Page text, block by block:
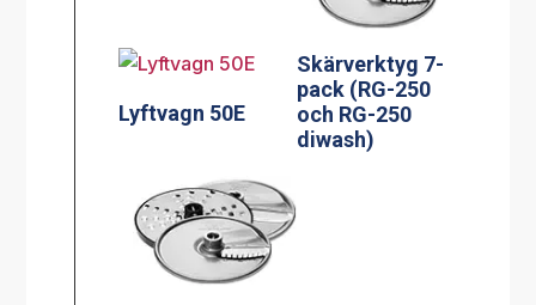
Skärverktyg 7-
pack (RG-250
och RG-250
diwash)
Lyftvagn 50E